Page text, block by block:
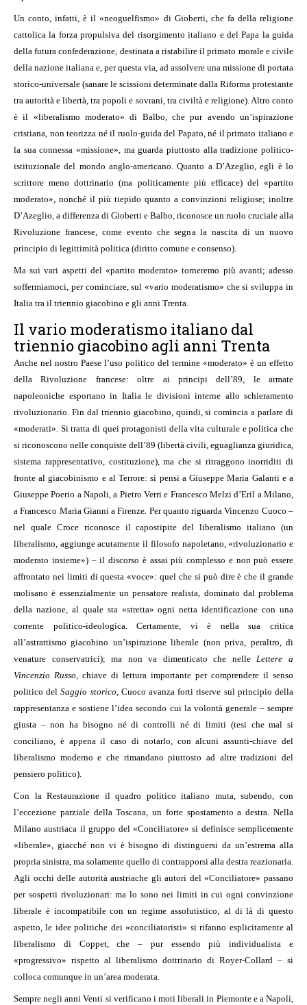
Un conto, infatti, è il «neoguelfismo» di Gioberti, che fa della religione
cattolica la forza propulsiva del risorgimento italiano e del Papa la guida
della futura confederazione, destinata a ristabilire il primato morale e civile
della nazione italiana e, per questa via, ad assolvere una missione di portata
storico-universale (sanare le scissioni determinate dalla Riforma protestante
tra autorità e libertà, tra popoli e sovrani, tra civiltà e religione). Altro conto
è il «liberalismo moderato» di Balbo, che pur avendo un’ispirazione
cristiana, non teorizza né il ruolo-guida del Papato, né il primato italiano e
la sua connessa «missione», ma guarda piuttosto alla tradizione politico-
istituzionale del mondo anglo-americano. Quanto a D’Azeglio, egli è lo
scrittore meno dottrinario (ma politicamente più efficace) del «partito
moderato», nonché il più tiepido quanto a convinzioni religiose; inoltre
D’Azeglio, a differenza di Gioberti e Balbo, riconosce un ruolo cruciale alla
Rivoluzione francese, come evento che segna la nascita di un nuovo
principio di legittimità politica (diritto comune e consenso).
Ma sui vari aspetti del «partito moderato» torneremo più avanti; adesso
soffermiamoci, per cominciare, sul «vario moderatismo» che si sviluppa in
Italia tra il triennio giacobino e gli anni Trenta.
Il vario moderatismo italiano dal
triennio giacobino agli anni Trenta
Anche nel nostro Paese l’uso politico del termine «moderato» è un effetto
della Rivoluzione francese: oltre ai principi dell’89, le armate
napoleoniche esportano in Italia le divisioni interne allo schieramento
rivoluzionario. Fin dal triennio giacobino, quindi, si comincia a parlare di
«moderati». Si tratta di quei protagonisti della vita culturale e politica che
si riconoscono nelle conquiste dell’89 (libertà civili, eguaglianza giuridica,
sistema rappresentativo, costituzione), ma che si ritraggono inorriditi di
fronte al giacobinismo e al Terrore: si pensi a Giuseppe Maria Galanti e a
Giuseppe Poerio a Napoli, a Pietro Verri e Francesco Melzi d’Eril a Milano,
a Francesco Maria Gianni a Firenze. Per quanto riguarda Vincenzo Cuoco –
nel quale Croce riconosce il capostipite del liberalismo italiano (un
liberalismo, aggiunge acutamente il filosofo napoletano, «rivoluzionario e
moderato insieme») – il discorso è assai più complesso e non può essere
affrontato nei limiti di questa «voce»: quel che si può dire è che il grande
molisano è essenzialmente un pensatore realista, dominato dal problema
della nazione, al quale sta «stretta» ogni netta identificazione con una
corrente politico-ideologica. Certamente, vi è nella sua critica
all’astrattismo giacobino un’ispirazione liberale (non priva, peraltro, di
venature conservatrici); ma non va dimenticato che nelleLettere a
Vincenzio Russo, chiave di lettura importante per comprendere il senso
politico delSaggio storico, Cuoco avanza forti riserve sul principio della
rappresentanza e sostiene l’idea secondo cui la volontà generale – sempre
giusta – non ha bisogno né di controlli né di limiti (tesi che mal si
conciliano, è appena il caso di notarlo, con alcuni assunti-chiave del
liberalismo moderno e che rimandano piuttosto ad altre tradizioni del
pensiero politico).
Con la Restaurazione il quadro politico italiano muta, subendo, con
l’eccezione parziale della Toscana, un forte spostamento a destra. Nella
Milano austriaca il gruppo del «Conciliatore» si definisce semplicemente
«liberale», giacché non vi è bisogno di distinguersi da un’estrema alla
propria sinistra, ma solamente quello di contrapporsi alla destra reazionaria.
Agli occhi delle autorità austriache gli autori del «Conciliatore» passano
per sospetti rivoluzionari: ma lo sono nei limiti in cui ogni convinzione
liberale è incompatibile con un regime assolutistico; al di là di questo
aspetto, le idee politiche dei «conciliatoristi» si rifanno esplicitamente al
liberalismo di Coppet, che – pur essendo più individualista e
«progressivo» rispetto al liberalismo dottrinario di Royer-Collard – si
colloca comunque in un’area moderata.
Sempre negli anni Venti si verificano i moti liberali in Piemonte e a Napoli,